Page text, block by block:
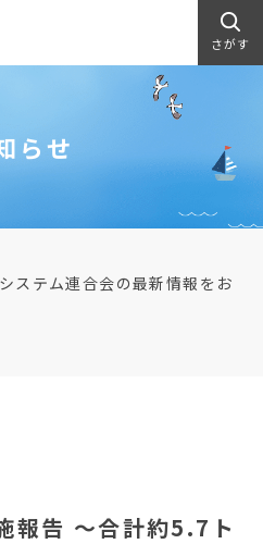
さがす
らせ
ステム連合会の最新情報をお
報告 ～合計約5.7ト